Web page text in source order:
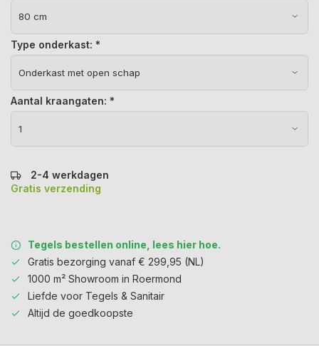
Type onderkast: *
Aantal kraangaten: *
2-4 werkdagen
Gratis verzending
Tegels bestellen online, lees hier hoe.
Gratis bezorging vanaf € 299,95 (NL)
1000 m² Showroom in Roermond
Liefde voor Tegels & Sanitair
Altijd de goedkoopste